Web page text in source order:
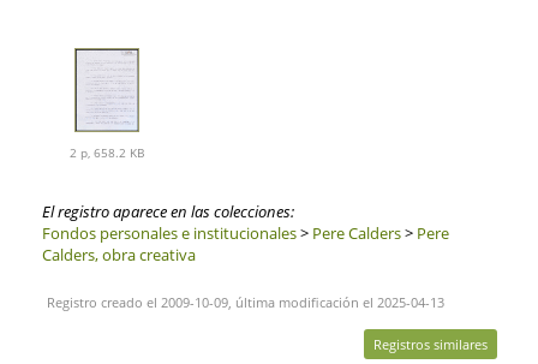
2 p, 658.2 KB
El registro aparece en las colecciones:
Fondos personales e institucionales> Pere Calders> Pere
Calders, obra creativa
Registro creado el 2009-10-09, última modificación el 2025-04-13
Registros similares